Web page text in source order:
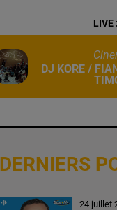
LIVE :
DJ KORE /
DERNIERS
24 juillet